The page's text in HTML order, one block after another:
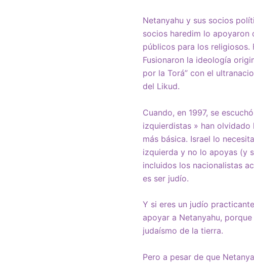
Netanyahu y sus socios
socios haredim lo apoyaron
públicos para los religiosos.
Fusionaron la ideología
por la Torá” con el
del Likud.
Cuando, en 1997, se
izquierdistas » han
más básica. Israel lo
izquierda y no lo apoyas (y
incluidos los nacionalistas
es ser judío.
Y si eres un judío
apoyar a Netanyahu,
judaísmo de la tierra.
Pero a pesar de que